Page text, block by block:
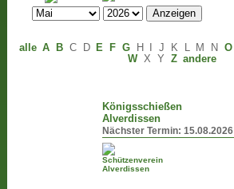
alle A B C D E F G H J K L M N O
W X Y Z andere
Königsschießen
Alverdissen
Nächster Termin:15.08.2026